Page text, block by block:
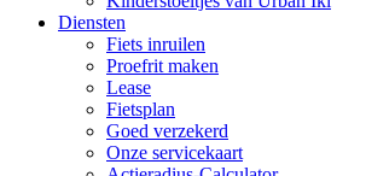
Diensten
Fiets inruilen
Proefrit maken
Lease
Fietsplan
Goed verzekerd
Onze servicekaart